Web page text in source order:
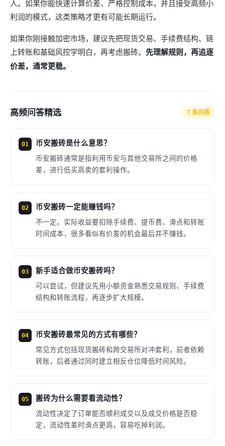
人。如果你能快速计算价差、严格控制成本，并且接受高频小
利润的模式，这类策略才更有可能长期运行。
如果你刚接触加密市场，建议先把现货交易、手续费结构、链
上转账和基础风控学明白，再考虑搬砖。 先理解规则，再追逐
价差，通常更稳。
高频问答精选 7 条问答
01 币安搬砖是什么意思？
币安搬砖通常是指利用币安与其他交易所之间的价格
差，进行低买高卖的套利操作。
02 币安搬砖一定能赚钱吗？
不一定。实际收益要扣除手续费、提币费、滑点和转账
时间成本，很多看似有价差的机会最后并不赚钱。
03 新手适合做币安搬砖吗？
可以尝试，但建议先用小额资金熟悉交易规则、手续费
结构和转账流程，再逐步扩大规模。
04 币安搬砖最常见的方式有哪些？
常见方式包括现货搬砖和跨交易所对冲套利，前者依赖
转账，后者通过同时建立相反仓位降低时间风险。
05 搬砖为什么需要看流动性？
流动性决定了订单能否顺利成交以及成交价格是否稳
定，流动性差时滑点更高，容易吃掉利润。